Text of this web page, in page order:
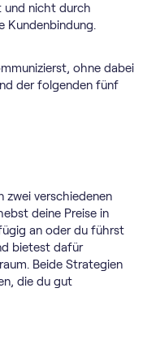
und nicht durch
Kundenbindung.
ohne dabei
der folgenden fünf
zwei verschiedenen
deine Preise in
an oder du führst
bietest dafür
Beide Strategien
die du gut